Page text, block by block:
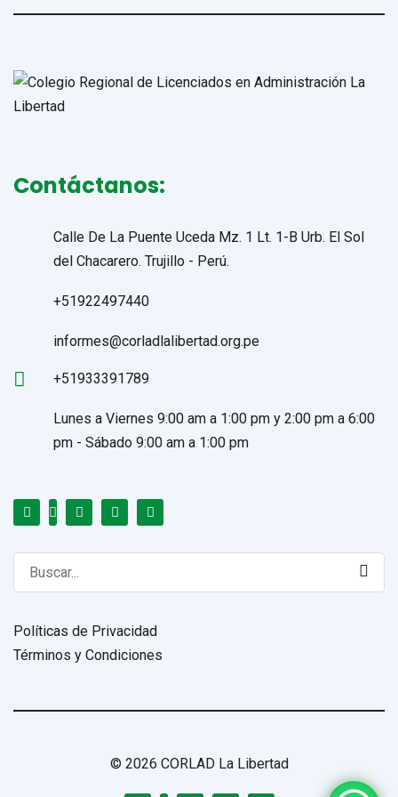
Contáctanos:
Calle De La Puente Uceda Mz. 1 Lt. 1-B Urb. El Sol
del Chacarero. Trujillo - Perú.
+51922497440
informes@corladlalibertad.org.pe
+51933391789
Lunes a Viernes 9:00 am a 1:00 pm y 2:00 pm a 6:00
pm - Sábado 9:00 am a 1:00 pm
Search
for:
Políticas de Privacidad
Términos y Condiciones
© 2026 CORLAD La Libertad